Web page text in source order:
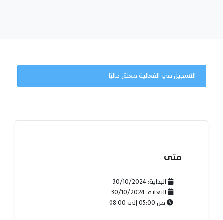
التسجيل في الفعالية مغلق حاليًا
متى
البداية:30/10/2024
النهاية:30/10/2024
من05:00إلى08:00